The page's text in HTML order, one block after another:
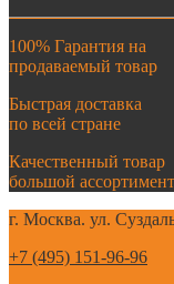
100% Гарантия на
продаваемый товар
Быстрая доставка
по всей стране
Качественный товар
большой ассортимент
г. Москва. ул.
+7 (495) 151-96-96